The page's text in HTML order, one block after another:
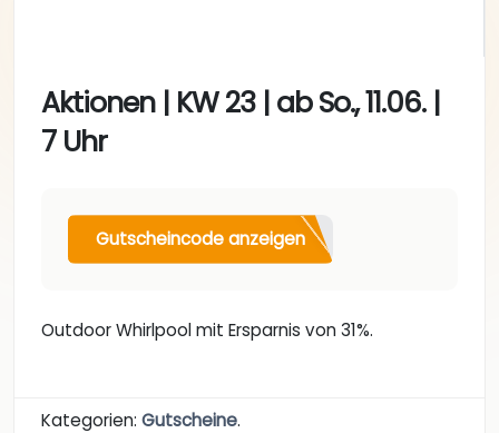
Aktionen | KW 23 | ab So., 11.06. |
7 Uhr
Gutscheincode anzeigen
Outdoor Whirlpool mit Ersparnis von 31%.
Kategorien: Gutscheine.